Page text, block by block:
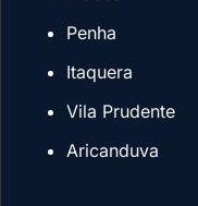
Penha
Itaquera
Vila Prudente
Aricanduva